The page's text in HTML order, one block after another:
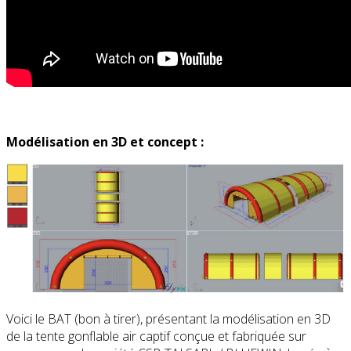
Modélisation en 3D et concept :
Voici le BAT (bon à tirer), présentant la modélisation en 3D
de la tente gonflable air captif conçue et fabriquée sur